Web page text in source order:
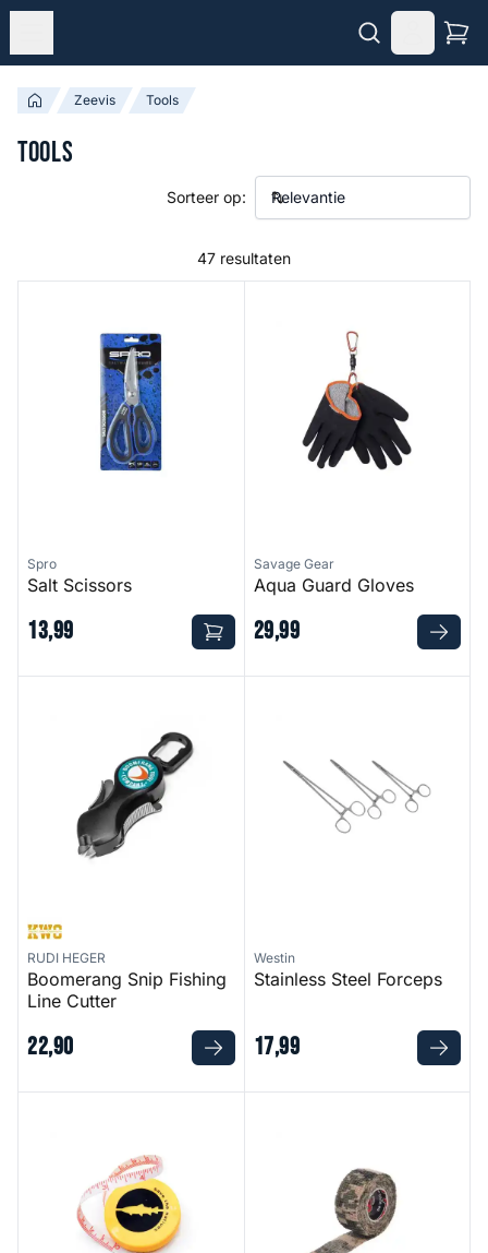
Zeevis Tools
Tools
47 resultaten
Sorteer op:
Spro
Salt Scissors
13,99
Savage Gear
Aqua Guard Gloves
29,99
RUDI HEGER
Boomerang Snip Fishing
Line Cutter
22,90
Westin
Stainless Steel Forceps
17,99